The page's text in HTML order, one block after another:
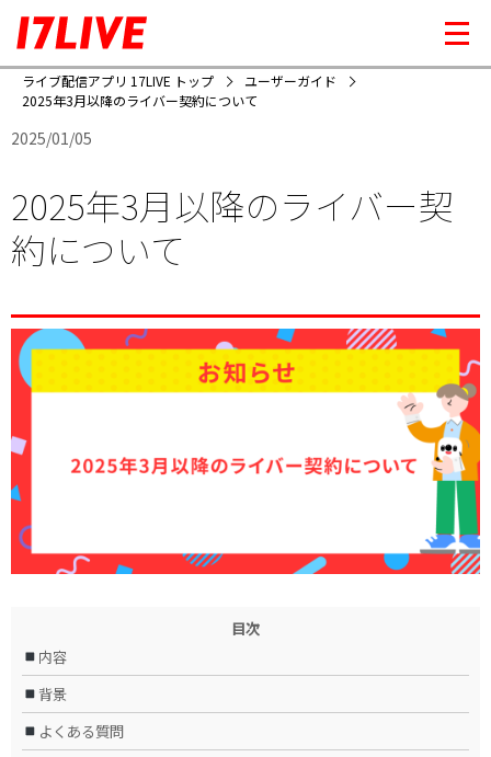
ライブ配信アプリ 17LIVE トップ
ユーザーガイド
2025年3月以降のライバー契約について
2025/01/05
2025年3月以降のライバー契
約について
目次
内容
背景
よくある質問